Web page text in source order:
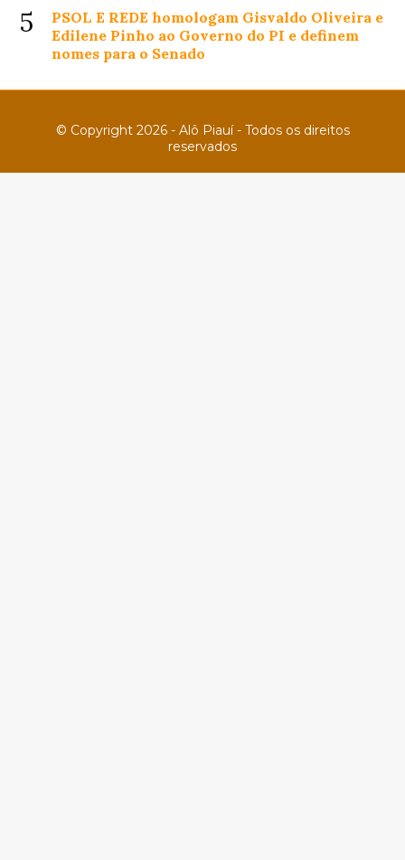
5
PSOL E REDE homologam Gisvaldo Oliveira e
Edilene Pinho ao Governo do PI e definem
nomes para o Senado
© Copyright 2026 - Alô Piauí - Todos os direitos
reservados